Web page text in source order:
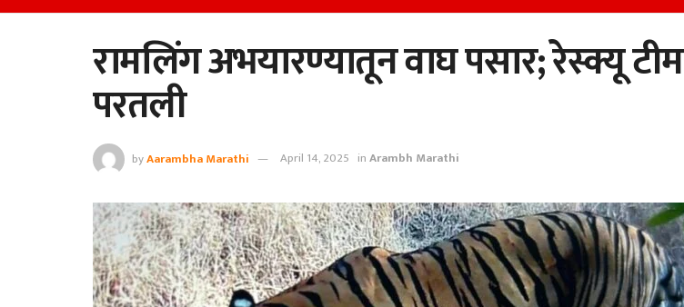
रामलिंग अभयारण्यातून वाघ पसार; रेस्क्यू टीम
परतली
byAarambha Marathi April 14, 2025 inArambh Marathi